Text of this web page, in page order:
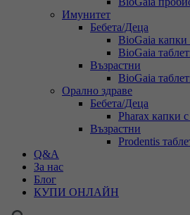
Имунитет
Бебета/Деца
BioGaia
BioGaia
Възрастни
BioGaia
Орално здраве
Бебета/Деца
Pharax капки
Възрастни
Prodentis
Q&A
За нас
Блог
КУПИ ОНЛАЙН